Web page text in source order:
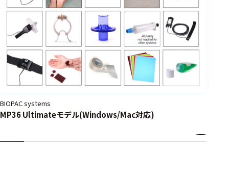
BIOPAC systems
MP36 Ultimateモデル(Windows/Mac対応)